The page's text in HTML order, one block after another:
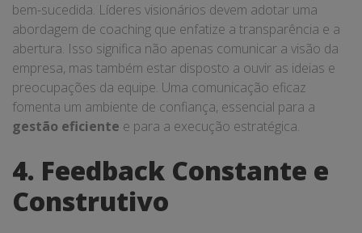
bem-sucedida. Líderes visionários devem adotar uma
abordagem de coaching que enfatize a transparência e a
abertura. Isso significa não apenas comunicar a visão da
empresa, mas também estar disposto a ouvir as ideias e
preocupações da equipe. Uma comunicação eficaz
fomenta um ambiente de confiança, essencial para a
gestão eficiente e para a execução estratégica.
4. Feedback Constante e
Construtivo